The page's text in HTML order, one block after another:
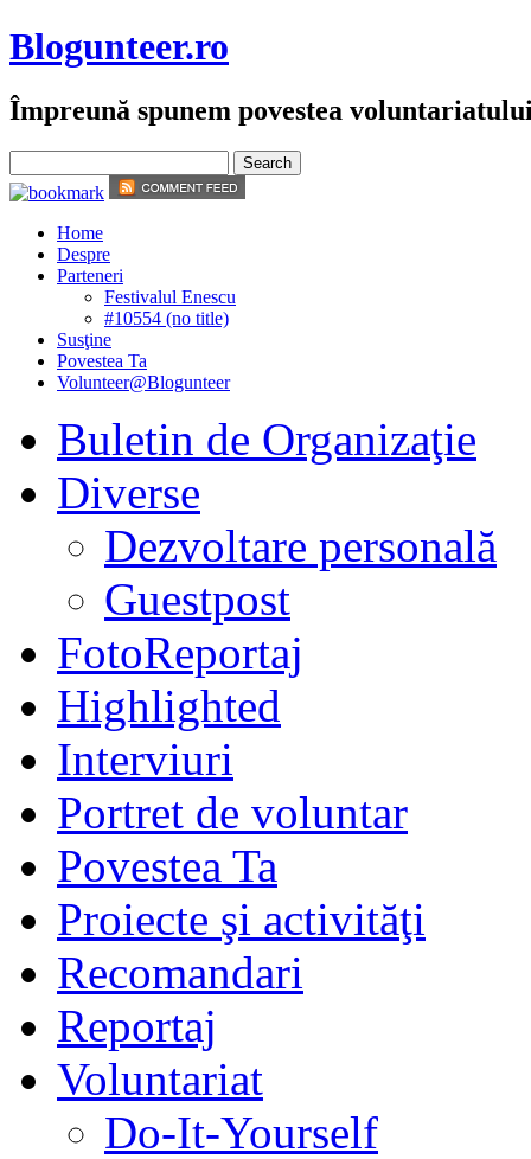
Blogunteer.ro
Împreună spunem povestea
Home
Despre
Parteneri
Festivalul Enescu
#10554 (no title)
Susţine
Povestea Ta
Volunteer@Blogunteer
Buletin de Organizaţie
Diverse
Dezvoltare personală
Guestpost
FotoReportaj
Highlighted
Interviuri
Portret de voluntar
Povestea Ta
Proiecte şi activităţi
Recomandari
Reportaj
Voluntariat
Do-It-Yourself